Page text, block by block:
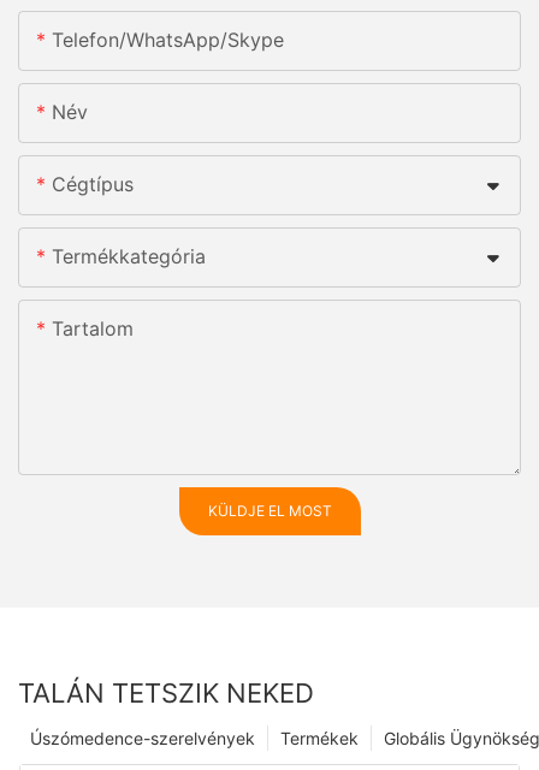
Telefon/WhatsApp/Skype
Név
Cégtípus
Termékkategória
Tartalom
KÜLDJE EL MOST
TALÁN TETSZIK NEKED
Globális Ügynökség
Termékek
Úszómedence-szerelvények